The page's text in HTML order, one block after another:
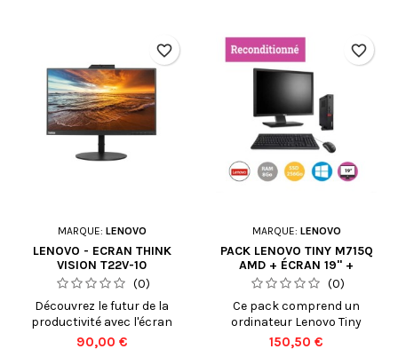
maintenir votre appareil
chargé et prêt à l'emploi.
Conçu spécifiquement pour
le modèle Lenovo IdeaPad
3...
chargeur vous assure une
alimentation stable et
fiable, où que vous soyez,
maison ou en...
MARQUE: LENOVO
LENOVO - ECRAN THINK
VISION T22V-10
(0)
Découvrez le futur de la
productivité avec l'écran
LENOVO ThinkVision T22V-
Prix
90,00 €
favorite_border
MARQUE: LENOVO
PACK LENOVO TINY M715Q
AMD + ÉCRAN 19" +
CLAVIER ET SOURIS
(0)
Ce pack comprend un
ordinateur Lenovo Tiny
M715Q équipé d'un
Prix
150,50 €
favorite_border